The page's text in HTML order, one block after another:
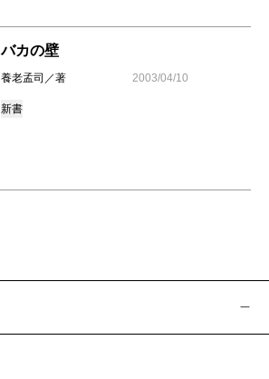
バカの壁
養老孟司／著 2003/04/10
新書